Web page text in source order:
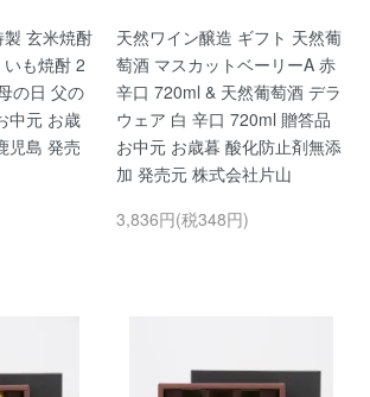
玄米焼酎
も焼酎 2
の日 父の
中元 お歳
児島 発売
天然ワイン醸造 ギフト 天然葡
萄酒 マスカットベーリーA 赤
辛口 720ml & 天然葡萄酒 デラ
ウェア 白 辛口 720ml 贈答品
お中元 お歳暮 酸化防止剤無添
加 発売元 株式会社片山
3,836円(税348円)